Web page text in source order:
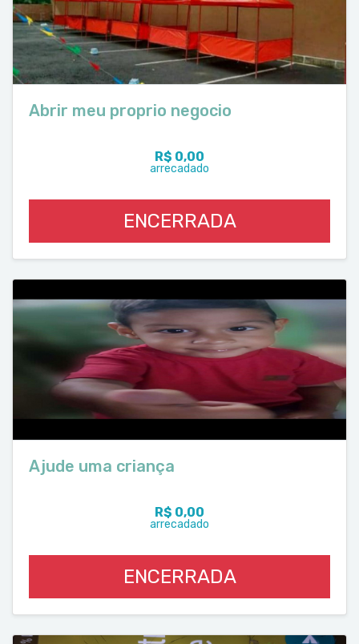
Abrir meu proprio negocio
R$ 0,00
arrecadado
ENCERRADA
Ajude uma criança
R$ 0,00
arrecadado
ENCERRADA